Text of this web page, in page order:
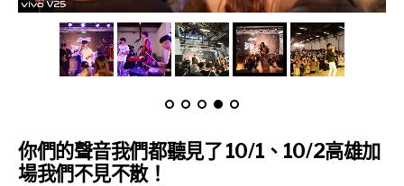
你們的聲音我們都聽見了 10/1、10/2高雄加
場我們不見不散！